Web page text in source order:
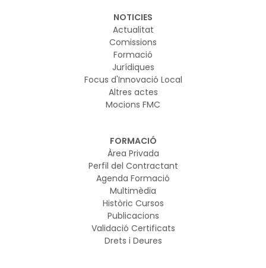
NOTICIES
Actualitat
Comissions
Formació
Jurídiques
Focus d'Innovació Local
Altres actes
Mocions FMC
FORMACIÓ
Àrea Privada
Perfil del Contractant
Agenda Formació
Multimèdia
Històric Cursos
Publicacions
Validació Certificats
Drets i Deures